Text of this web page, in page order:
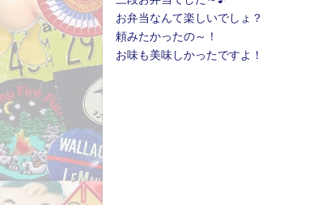
お弁当なんて楽しいでしょ？
頼みたかったの～！
お味も美味しかったですよ！